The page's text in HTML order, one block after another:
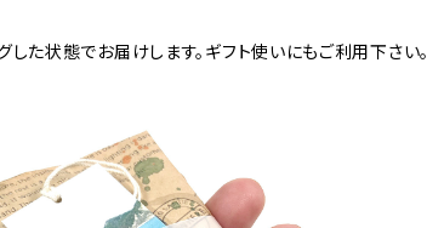
た状態でお届けします。ギフト使いにもご利用下さい。